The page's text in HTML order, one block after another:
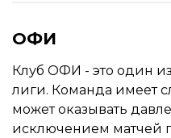
ОФИ
Клуб ОФИ - это один
лиги. Команда имеет
может оказывать
исключением матчей